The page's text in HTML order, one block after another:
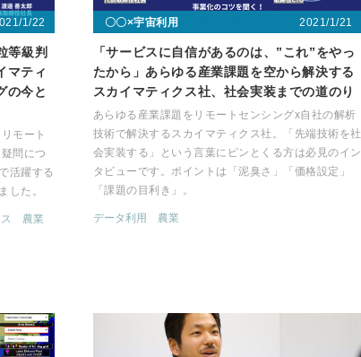
1/22
等級判
マティ
の今と
モート
問につ
活躍する
した。
農業
〇〇×宇宙利用 2021/1/21
「サービスに自信があるのは、”これ”をやっ
たから」あらゆる産業課題を空から解決する
スカイマティクス社、社会実装までの道のり
あらゆる産業課題をリモートセンシングx自社の解析
技術で解決するスカイマティクス社。「先端技術を社
会実装する」という言葉にピンとくる方は必見のイン
タビューです。ポイントは「泥臭さ」「価格設定」
「課題の目利き」。
データ利用 農業